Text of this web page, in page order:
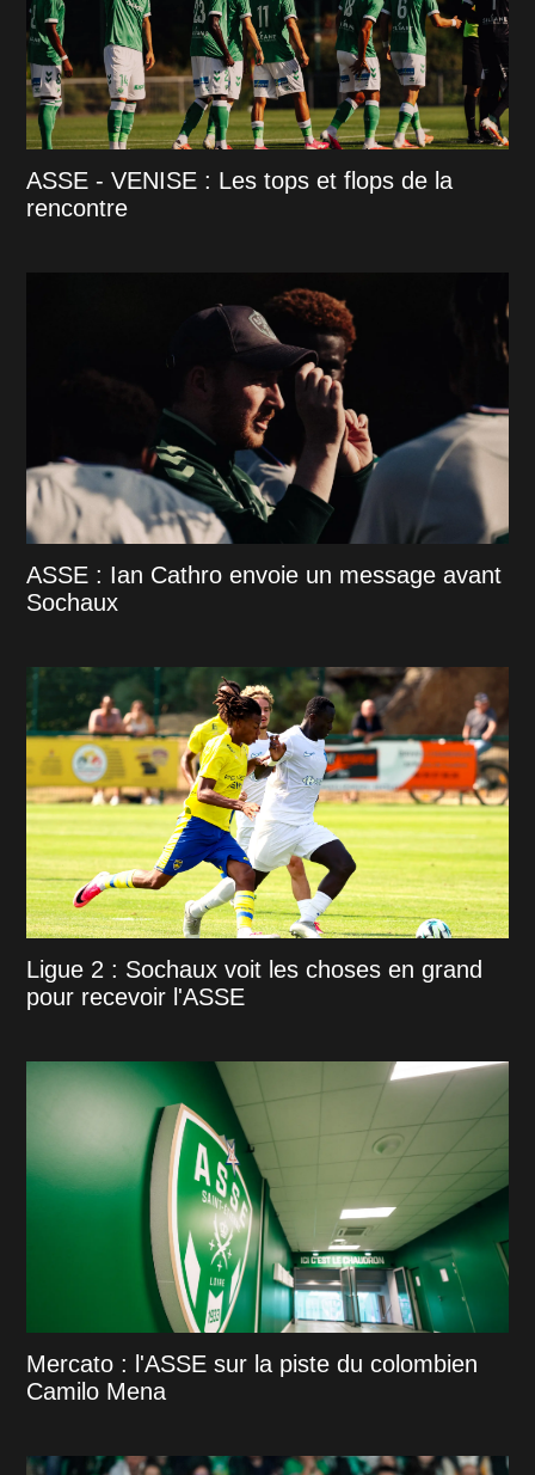
ASSE - VENISE : Les tops et flops de la
rencontre
ASSE : Ian Cathro envoie un message avant
Sochaux
Ligue 2 : Sochaux voit les choses en grand
pour recevoir l'ASSE
Mercato : l'ASSE sur la piste du colombien
Camilo Mena